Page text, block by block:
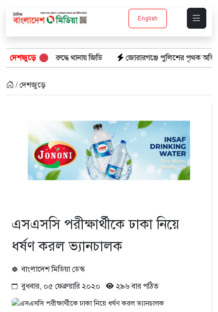
English
দেশজুড়ে
থানায় জিডি জোরারগঞ্জে পুলিশের পৃথক অভিযান: গাঁজাসহ
/ দেশজুড়ে
এসএসসি পরীক্ষার্থীকে ঢাকা নিয়ে
ধর্ষণ করল ভ্যানচালক
বাংলাদেশ মিডিয়া ডেস্ক
বুধবার, ০৫ ফেব্রুয়ারি ২০২০
২৯৬ বার পঠিত